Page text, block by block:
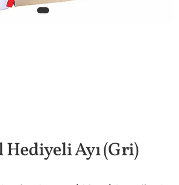
Hediyeli Ayı (Gri)